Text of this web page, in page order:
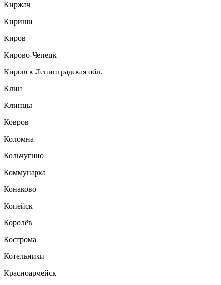
Киржач
Кириши
Киров
Кирово-Чепецк
Кировск Ленинградская обл.
Клин
Клинцы
Ковров
Коломна
Кольчугино
Коммунарка
Конаково
Копейск
Королёв
Кострома
Котельники
Красноармейск